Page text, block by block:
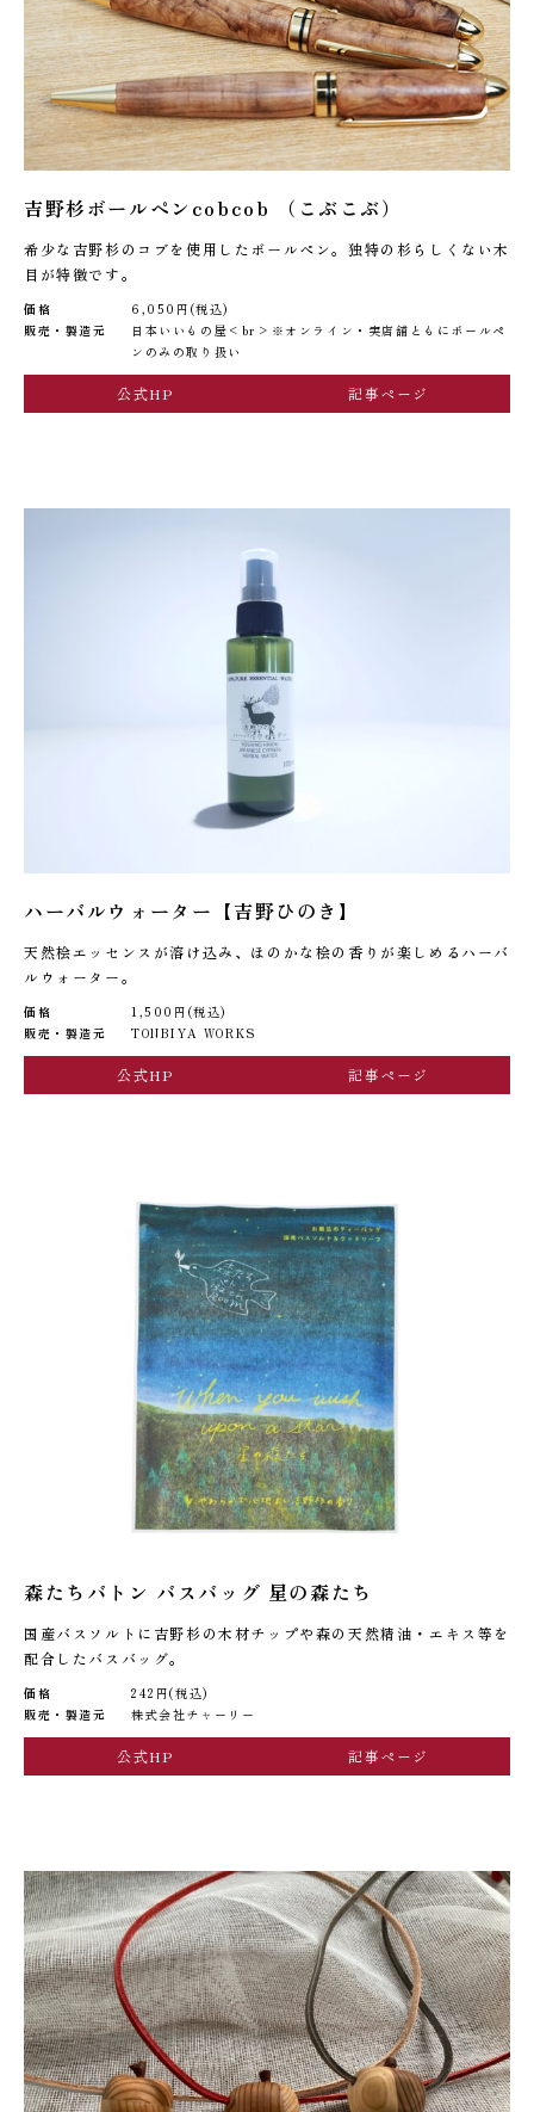
吉野杉ボールペンcobcob （こぶこぶ）
希少な吉野杉のコブを使用したボールペン。独特の杉らしくない木
目が特徴です。
価格
6,050円(税込)
販売・製造元
日本いいもの屋<br>※オンライン・実店舗ともにボールペ
ンのみの取り扱い
公式HP 記事ページ
ハーバルウォーター【吉野ひのき】
天然桧エッセンスが溶け込み、ほのかな桧の香りが楽しめるハーバ
ルウォーター。
価格
1,500円(税込)
販売・製造元
TONBIYA WORKS
公式HP 記事ページ
森たちバトン バスバッグ 星の森たち
国産バスソルトに吉野杉の木材チップや森の天然精油・エキス等を
配合したバスバッグ。
価格
242円(税込)
販売・製造元
株式会社チャーリー
公式HP 記事ページ